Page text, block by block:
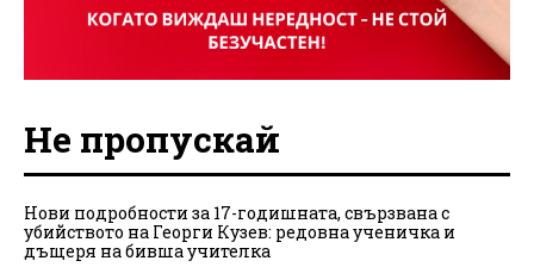
Не пропускай
Нови подробности за 17-годишната, свързвана с
убийството на Георги Кузев: редовна ученичка и
дъщеря на бивша учителка